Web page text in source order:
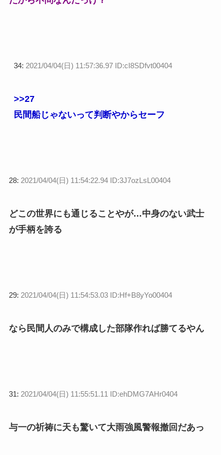
34: 2021/04/04(日) 11:57:36.97 ID:cI8SDfvt00404
>>27
民間船じゃないって判断やからセーフ
28: 2021/04/04(日) 11:54:22.94 ID:3J7ozLsL00404
どこの世界にも通じることやが…中身のない武士
が手柄を誇る
29: 2021/04/04(日) 11:54:53.03 ID:Hf+B8yYo00404
なら民間人のみで構成した部隊作れば勝てるやん
31: 2021/04/04(日) 11:55:51.11 ID:ehDMG7AHr0404
与一の祈祷に天も驚いて大雨強風警報撤回だあっ